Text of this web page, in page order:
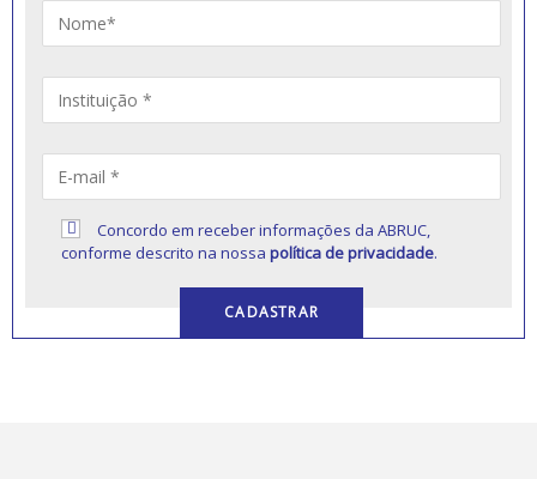
Concordo em receber informações da ABRUC,
conforme descrito na nossapolítica de privacidade.